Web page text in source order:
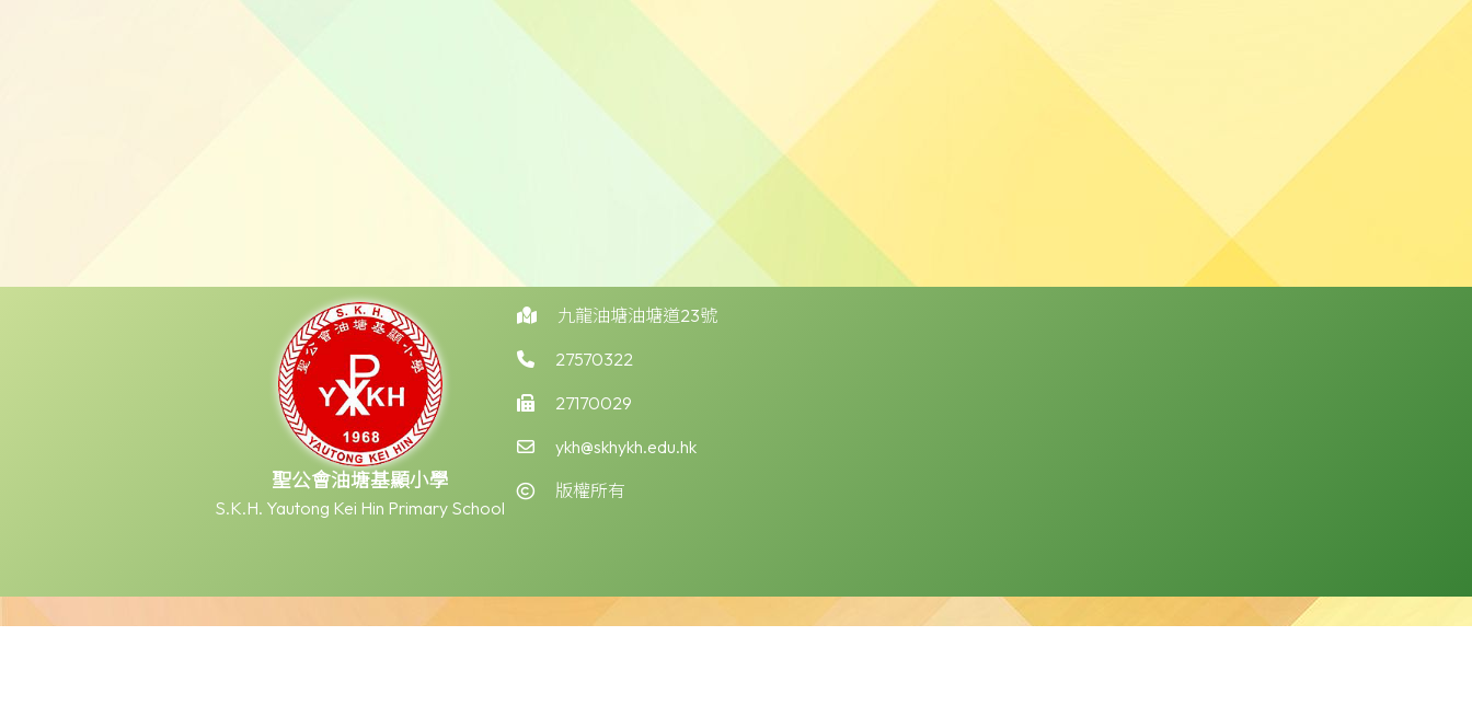
聖公會油塘基顯小學
S.K.H. Yautong Kei Hin Primary School
九龍油塘油塘道23號
27570322
27170029
ykh@skhykh.edu.hk
版權所有